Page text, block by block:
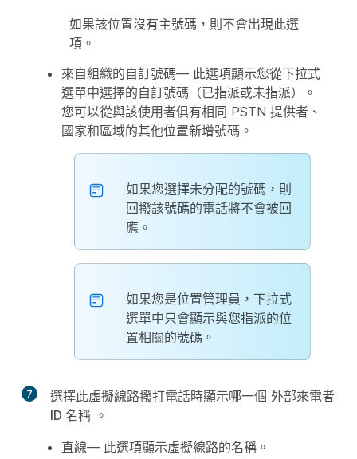
如果該位置沒有主號碼，則不會出現此選
項。
來自組織的自訂號碼— 此選項顯示您從下拉式
選單中選擇的自訂號碼（已指派或未指派）。
您可以從與該使用者俱有相同 PSTN 提供者、
國家和區域的其他位置新增號碼。
如果您選擇未分配的號碼，則
回撥該號碼的電話將不會被回
應。
如果您是位置管理員，下拉式
選單中只會顯示與您指派的位
置相關的號碼。
7 選擇此虛擬線路撥打電話時顯示哪一個 外部來電者
ID 名稱 。
直線— 此選項顯示虛擬線路的名稱。